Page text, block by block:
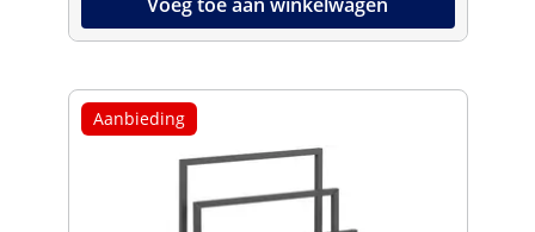
Aanbieding